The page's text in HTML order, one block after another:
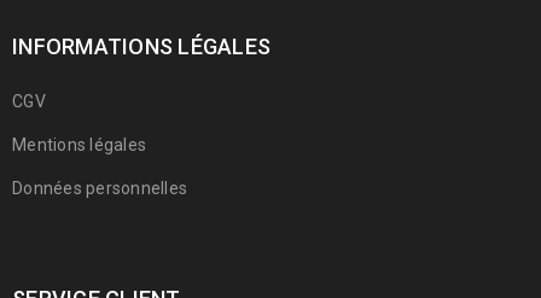
INFORMATIONS LÉGALES
CGV
Mentions légales
Données personnelles